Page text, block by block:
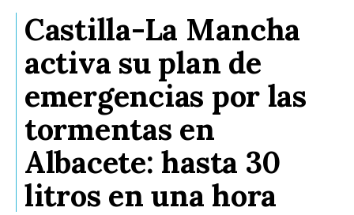
Castilla-La Mancha
activa su plan de
emergencias por las
tormentas en
Albacete: hasta 30
litros en una hora